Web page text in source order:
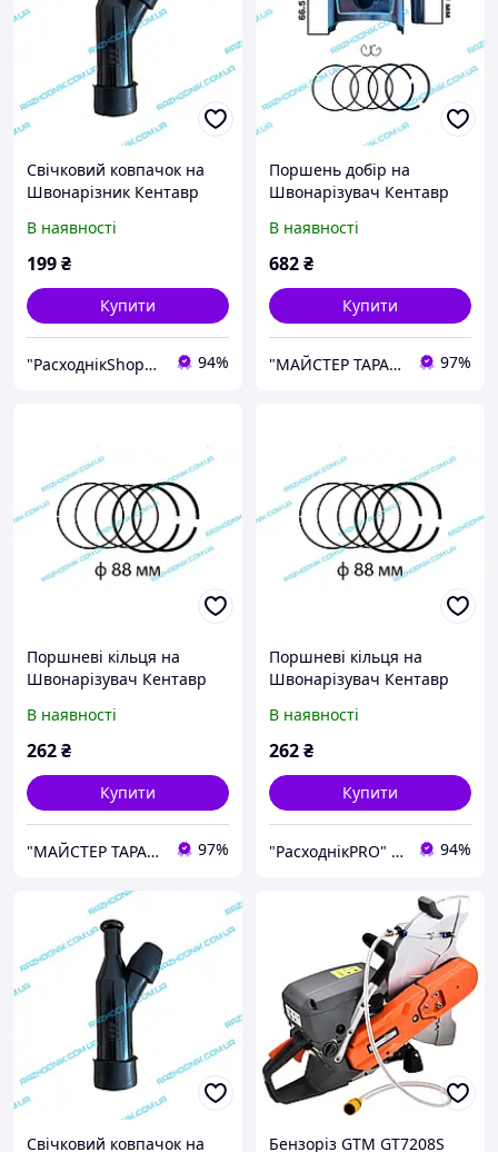
Свічковий ковпачок на
Швонарізник Кентавр
В наявності
199₴
Купити
"РасходнікShop" інтернет магазин комплектуючих та запчастин 94%
Поршень добір на
Швонарізувач Кентавр
В наявності
682₴
Купити
"МАЙСТЕР ТАРАС" інтернет магазин запчастин та комплектуючих 97%
Поршневі кільця на
Швонарізувач Кентавр
В наявності
262₴
Купити
"МАЙСТЕР ТАРАС" інтернет магазин запчастин та комплектуючих 97%
Поршневі кільця на
Швонарізувач Кентавр
В наявності
262₴
Купити
"РасходнікPRO" магазин запчастин 94%
Свічковий ковпачок на Бензоріз GTM GT7208S